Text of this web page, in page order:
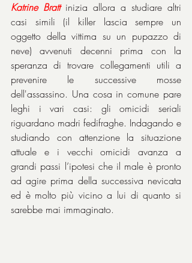
Katrine Bratt inizia allora a studiare altri
casi simili (il killer lascia sempre un
oggetto della vittima su un pupazzo di
neve) avvenuti decenni prima con la
speranza di trovare collegamenti utili a
prevenire le successive mosse
dell'assassino. Una cosa in comune pare
leghi i vari casi: gli omicidi seriali
riguardano madri fedifraghe. Indagando e
studiando con attenzione la situazione
attuale e i vecchi omicidi avanza a
grandi passi l’ipotesi che il male è pronto
ad agire prima della successiva nevicata
ed è molto più vicino a lui di quanto si
sarebbe mai immaginato.